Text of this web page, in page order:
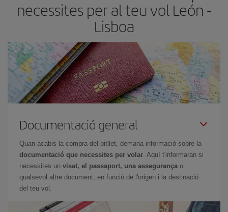
necessites per al teu vol León -
Lisboa
Documentació general
Quan acabis la compra del bitllet, demana informació sobre la
documentació que necessites per volar. Aquí t'informaran si
necessites un visat, el passaport, una assegurança o
qualsevol altre document, en funció de l'origen i la destinació
del teu vol.